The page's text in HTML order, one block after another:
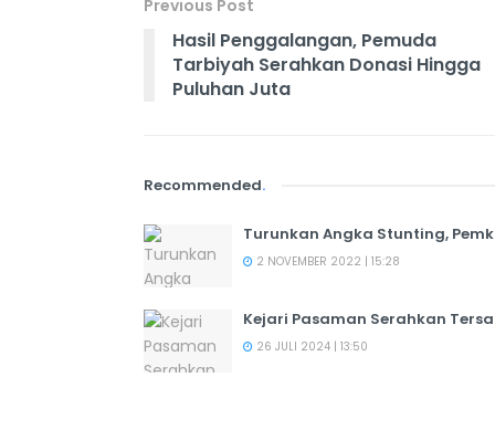
Previous Post
Hasil Penggalangan, Pemuda
Tarbiyah Serahkan Donasi Hingga
Puluhan Juta
Recommended.
Turunkan Angka Stunting,
2 NOVEMBER 2022 | 15:28
Kejari Pasaman Serahkan
26 JULI 2024 | 13:50